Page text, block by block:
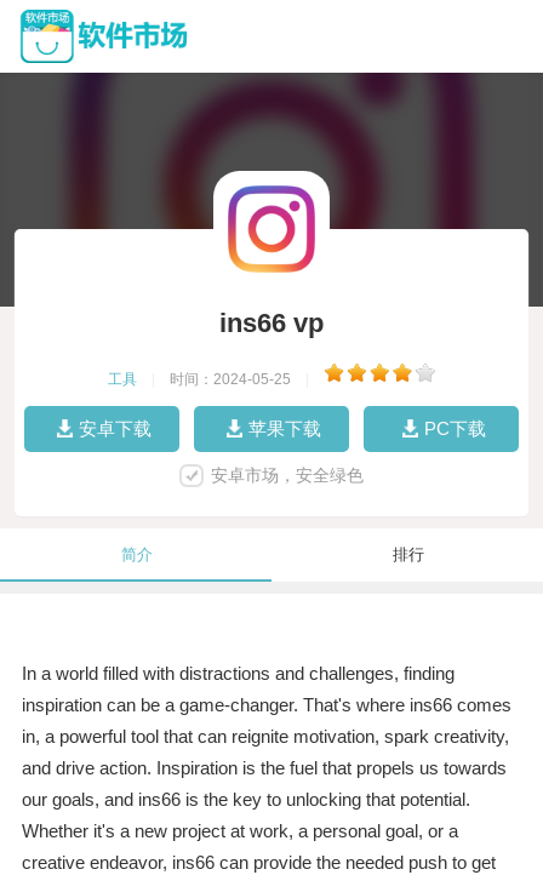
ins66 vp
工具 时间：2024-05-25
安卓下载 苹果下载 PC下载
安卓市场，安全绿色
简介 排行
In a world filled with distractions and challenges, finding
inspiration can be a game-changer. That's where ins66 comes
in, a powerful tool that can reignite motivation, spark creativity,
and drive action. Inspiration is the fuel that propels us towards
our goals, and ins66 is the key to unlocking that potential.
Whether it's a new project at work, a personal goal, or a
creative endeavor, ins66 can provide the needed push to get